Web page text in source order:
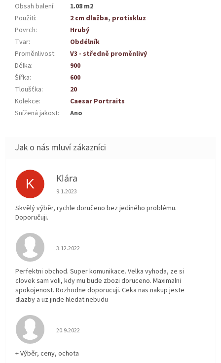
Obsah balení:
1.08 m2
Použití: 2 cm dlažba, protiskluz
Povrch:
Hrubý
Tvar:
Obdélník
Proměnlivost:
V3 - středně proměnlivý
Délka:
900
Šířka:
600
Tloušťka:
20
Kolekce:
Caesar Portraits
Snížená jakost: Ano
K Klára
Hodnocení obchodu je 5 z 5 hvězdiček.
9.1.2023
Skvělý výběr, rychle doručeno bez jediného problému.
Doporučuji.
Hodnocení obchodu je 5 z 5 hvězdiček.
3.12.2022
Perfektni obchod. Super komunikace. Velka vyhoda, ze si
clovek sam voli, kdy mu bude zbozi doruceno. Maximalni
spokojenost. Rozhodne doporucuji. Ceka nas nakup jeste
dlazby a uz jinde hledat nebudu
Hodnocení obchodu je 5 z 5 hvězdiček.
20.9.2022
+ Výběr, ceny, ochota